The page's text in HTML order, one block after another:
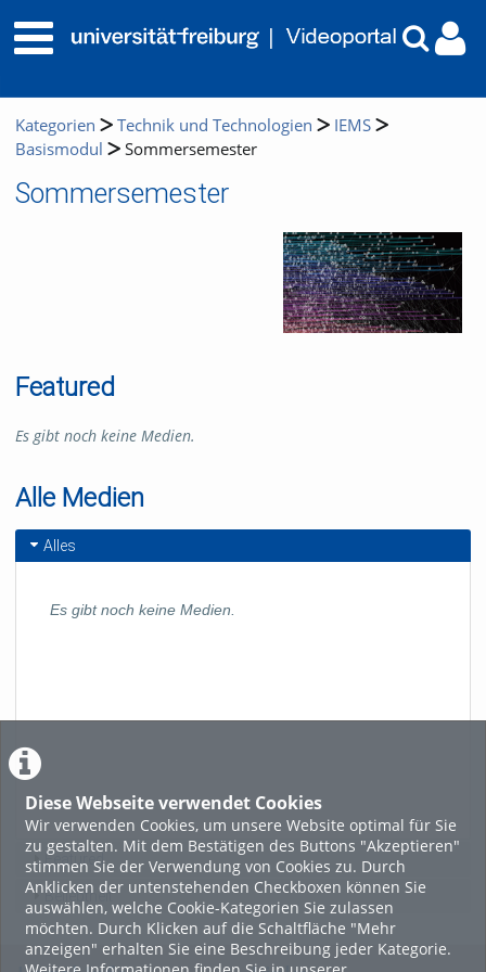
Diese Webseite verwendet Cookies
Wir verwenden Cookies, um unsere Website optimal für Sie
zu gestalten. Mit dem Bestätigen des Buttons "Akzeptieren"
stimmen Sie der Verwendung von Cookies zu. Durch
Anklicken der untenstehenden Checkboxen können Sie
auswählen, welche Cookie-Kategorien Sie zulassen
möchten. Durch Klicken auf die Schaltfläche "Mehr
anzeigen" erhalten Sie eine Beschreibung jeder Kategorie.
Kategorien Technik und Technologien
IEMS
Basismodul
Sommersemester
Sommersemester
Featured
Es gibt noch keine Medien.
Alle Medien
Alles
Es gibt noch keine Medien.
Featured
Beliebtheit